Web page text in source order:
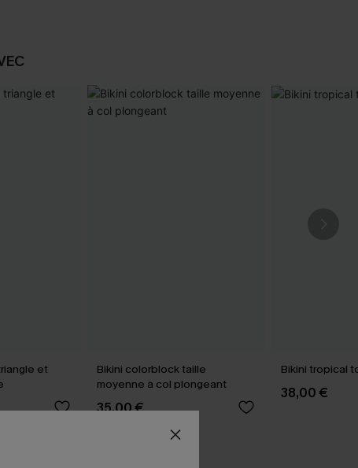
et
Bikini colorblock taille
moyenne à col plongeant
35,00 €
Bikini tropical
38,00 €